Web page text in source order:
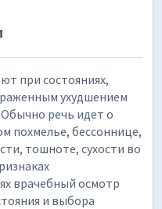
при состояниях,
ухудшением
Обычно речь идет о
похмелье, бессоннице,
тошноте, сухости во
врачебный осмотр
и выбора